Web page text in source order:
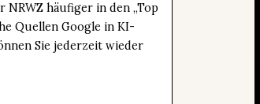
NRWZ häufiger in den „Top
Quellen Google in KI-
Sie jederzeit wieder